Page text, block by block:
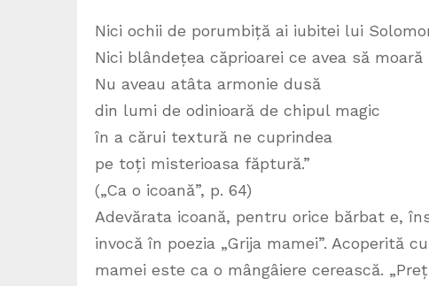
Nici ochii de porumbiță ai iubitei lui
Nici blândețea căprioarei ce avea să moară
Nu aveau atâta armonie dusă
din lumi de odinioară de chipul magic
în a cărui textură ne cuprindea
pe toți misterioasa făptură.”
(„Ca o icoană”, p. 64)
Adevărata icoană, pentru orice bărbat e,
invocă în poezia „Grija mamei”. Acoperită
mamei este ca o mângâiere cerească.